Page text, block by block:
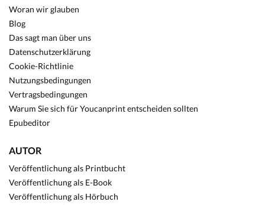
Woran wir glauben
Blog
Das sagt man über uns
Datenschutzerklärung
Cookie-Richtlinie
Nutzungsbedingungen
Vertragsbedingungen
Warum Sie sich für Youcanprint entscheiden sollten
Epubeditor
AUTOR
Veröffentlichung als Printbucht
Veröffentlichung als E-Book
Veröffentlichung als Hörbuch